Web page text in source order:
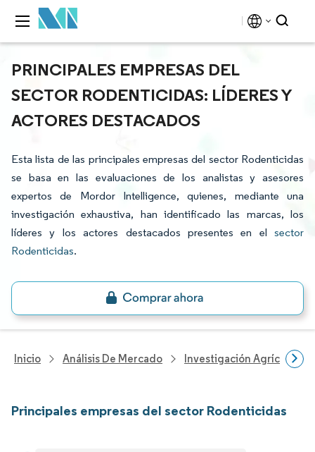
PRINCIPALES EMPRESAS DEL
SECTOR RODENTICIDAS: LÍDERES Y
ACTORES DESTACADOS
Esta lista de las principales empresas del sector Rodenticidas
se basa en las evaluaciones de los analistas y asesores
expertos de Mordor Intelligence, quienes, mediante una
investigación exhaustiva, han identificado las marcas, los
líderes y los actores destacados presentes en el sector
Rodenticidas.
Inicio Análisis De Mercado Investigación Agrícola
Principales empresas del sector Rodenticidas